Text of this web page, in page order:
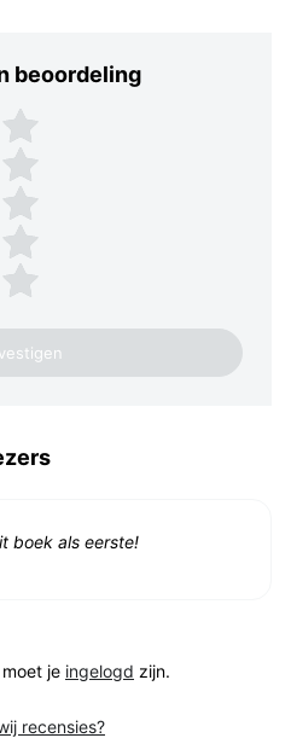
beoordeling
Plaats een beoordeling
5 sterren
4 sterren
3 sterren
2 sterren
1 ster
boek als eerste!
je ingelogd zijn.
recensies?